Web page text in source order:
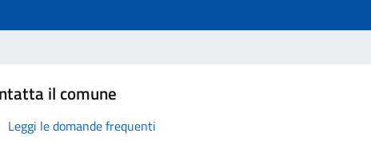
il comune
Leggi le domande frequenti